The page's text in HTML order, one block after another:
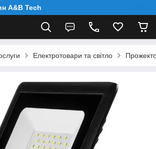
A&B Tech
Електротовари та світло